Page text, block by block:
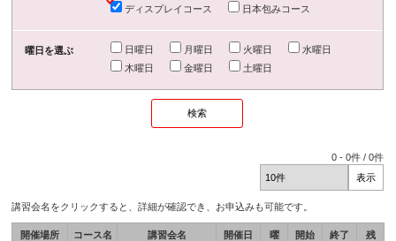
ディスプレイコース
日本包みコース
曜日を選ぶ 日曜日 月曜日 火曜日
水曜日
木曜日
金曜日 土曜日
0 -0件 /0件
講習会名をクリックすると、詳細が確認でき、お申込みも可能です。
開催場所
コース名 講習会名 開催日
曜
開始
終了
残